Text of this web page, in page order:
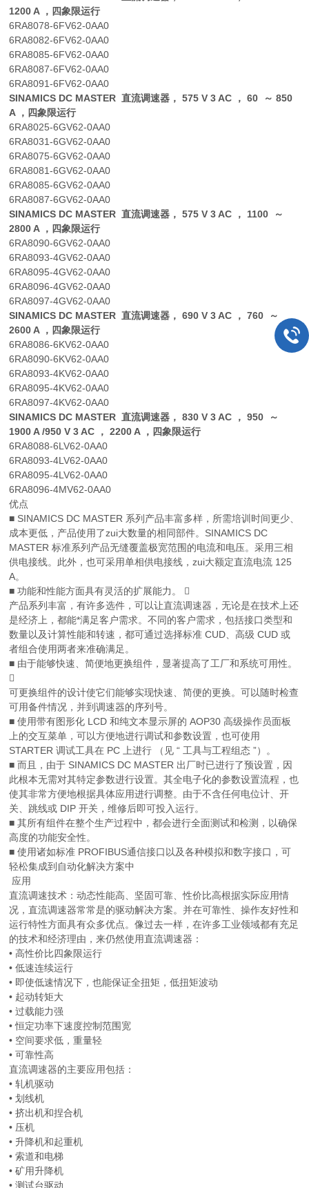
1200 A ，四象限运行
6RA8078-6FV62-0AA0
6RA8082-6FV62-0AA0
6RA8085-6FV62-0AA0
6RA8087-6FV62-0AA0
6RA8091-6FV62-0AA0
SINAMICS DC MASTER 直流调速器， 575 V 3 AC ， 60 ～ 850
A ，四象限运行
6RA8025-6GV62-0AA0
6RA8031-6GV62-0AA0
6RA8075-6GV62-0AA0
6RA8081-6GV62-0AA0
6RA8085-6GV62-0AA0
6RA8087-6GV62-0AA0
SINAMICS DC MASTER 直流调速器， 575 V 3 AC ， 1100 ～
2800 A ，四象限运行
6RA8090-6GV62-0AA0
6RA8093-4GV62-0AA0
6RA8095-4GV62-0AA0
6RA8096-4GV62-0AA0
6RA8097-4GV62-0AA0
SINAMICS DC MASTER 直流调速器， 690 V 3 AC ， 760 ～
2600 A ，四象限运行
6RA8086-6KV62-0AA0
6RA8090-6KV62-0AA0
6RA8093-4KV62-0AA0
6RA8095-4KV62-0AA0
6RA8097-4KV62-0AA0
SINAMICS DC MASTER 直流调速器， 830 V 3 AC ， 950 ～
1900 A /950 V 3 AC ， 2200 A ，四象限运行
6RA8088-6LV62-0AA0
6RA8093-4LV62-0AA0
6RA8095-4LV62-0AA0
6RA8096-4MV62-0AA0
优点
■ SINAMICS DC MASTER 系列产品丰富多样，所需培训时间更少、
成本更低，产品使用了zui大数量的相同部件。SINAMICS DC
MASTER 标准系列产品无缝覆盖极宽范围的电流和电压。采用三相
供电接线。此外，也可采用单相供电接线，zui大额定直流电流 125
A。
■ 功能和性能方面具有灵活的扩展能力。 
产品系列丰富，有许多选件，可以让直流调速器，无论是在技术上还
是经济上，都能*满足客户需求。不同的客户需求，包括接口类型和
数量以及计算性能和转速，都可通过选择标准 CUD、高级 CUD 或
者组合使用两者来准确满足。
■ 由于能够快速、简便地更换组件，显著提高了工厂和系统可用性。

可更换组件的设计使它们能够实现快速、简便的更换。可以随时检查
可用备件情况，并到调速器的序列号。
■ 使用带有图形化 LCD 和纯文本显示屏的 AOP30 高级操作员面板
上的交互菜单，可以方便地进行调试和参数设置，也可使用
STARTER 调试工具在 PC 上进行 （见 “ 工具与工程组态 ”）。
■ 而且，由于 SINAMICS DC MASTER 出厂时已进行了预设置，因
此根本无需对其特定参数进行设置。其全电子化的参数设置流程，也
使其非常方便地根据具体应用进行调整。由于不含任何电位计、开
关、跳线或 DIP 开关，维修后即可投入运行。
■ 其所有组件在整个生产过程中，都会进行全面测试和检测，以确保
高度的功能安全性。
■ 使用诸如标准 PROFIBUS通信接口以及各种模拟和数字接口，可
轻松集成到自动化解决方案中
应用
直流调速技术：动态性能高、坚固可靠、性价比高根据实际应用情
况，直流调速器常常是的驱动解决方案。并在可靠性、操作友好性和
运行特性方面具有众多优点。像过去一样，在许多工业领域都有充足
的技术和经济理由，来仍然使用直流调速器：
• 高性价比四象限运行
• 低速连续运行
• 即使低速情况下，也能保证全扭矩，低扭矩波动
• 起动转矩大
• 过载能力强
• 恒定功率下速度控制范围宽
• 空间要求低，重量轻
• 可靠性高
直流调速器的主要应用包括：
• 轧机驱动
• 划线机
• 挤出机和捏合机
• 压机
• 升降机和起重机
• 索道和电梯
• 矿用升降机
• 测试台驱动